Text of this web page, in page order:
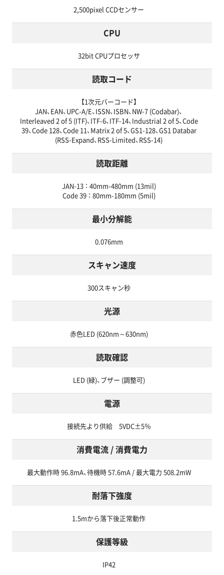
2,500pixel CCDセンサー
CPU
32bit CPUプロセッサ
読取コード
【1次元バーコード】
JAN、EAN、UPC-A/E、ISSN、ISBN、NW-7 (Codabar)、
Interleaved 2 of 5 (ITF)、ITF-6、ITF-14、Industrial 2 of 5、Code
39、Code 128、Code 11、Matrix 2 of 5、GS1-128、GS1 Databar
(RSS-Expand、RSS-Limited、RSS-14)
読取距離
JAN-13 ： 40mm-480mm (13mil)
Code 39 ： 80mm-180mm (5mil)
最小分解能
0.076mm
スキャン速度
300スキャン秒
光源
赤色LED (620nm～630nm)
読取確認
LED (緑)、ブザー (調整可)
電源
接続先より供給 5VDC±5％
消費電流 / 消費電力
最大動作時 96.8mA、待機時 57.6mA / 最大電力 508.2mW
耐落下強度
1.5mから落下後正常動作
保護等級
IP42